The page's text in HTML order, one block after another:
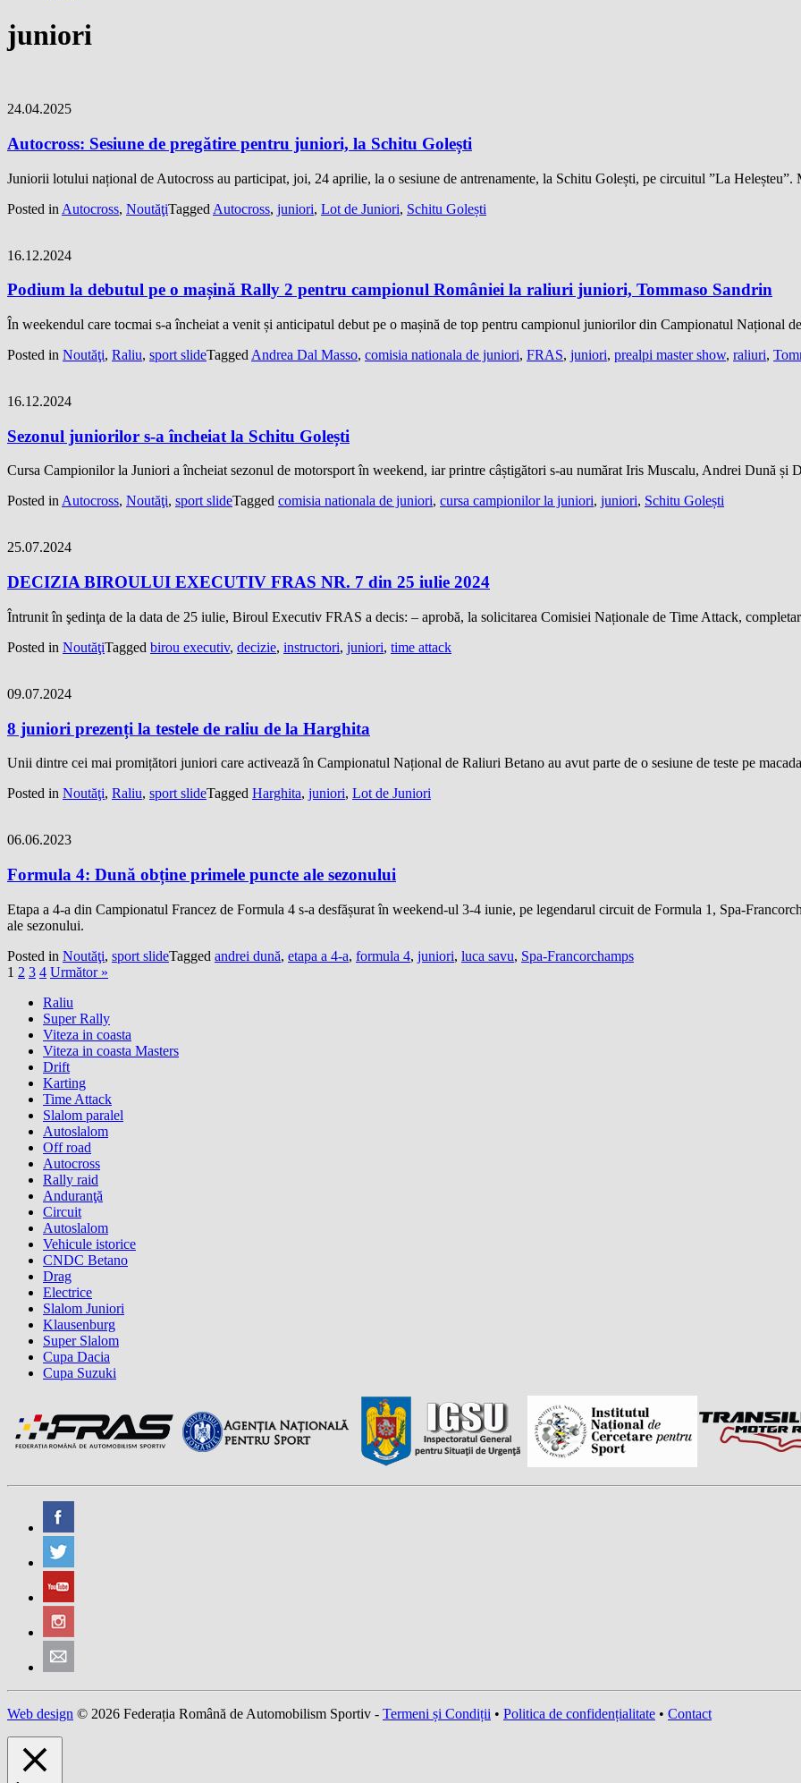
juniori
24.04.2025
Autocross: Sesiune de pregătire pentru juniori, la Schitu Golești
Juniorii lotului național de Autocross au participat, joi, 24 aprilie, la o sesiune de antrenamente, la Schitu Golești, pe circuitul ”La
Posted in Autocross, NoutăţiTagged Autocross, juniori, Lot de Juniori, Schitu Golești
16.12.2024
Podium la debutul pe o mașină Rally 2 pentru campionul României la raliuri juniori, Tommaso Sandrin
În weekendul care tocmai s-a încheiat a venit și anticipatul debut pe o mașină de top pentru campionul juniorilor din Campionatul Național
Posted in Noutăţi, Raliu, sport slideTagged Andrea Dal Masso, comisia nationala de juniori, FRAS, juniori, prealpi master show, raliuri,
16.12.2024
Sezonul juniorilor s-a încheiat la Schitu Golești
Cursa Campionilor la Juniori a încheiat sezonul de motorsport în weekend, iar printre câștigători s-au numărat Iris Muscalu, Andrei Dună
Posted inAutocross, Noutăţi, sport slideTagged comisia nationala de juniori, cursa campionilor la juniori, juniori, Schitu Golești
25.07.2024
DECIZIA BIROULUI EXECUTIV FRAS NR. 7 din 25 iulie 2024
Întrunit în şedinţa de la data de 25 iulie, Biroul Executiv FRAS a decis: – aprobă, la solicitarea Comisiei Naționale de Time Attack,
Posted in NoutăţiTagged birou executiv, decizie, instructori, juniori, time attack
09.07.2024
8 juniori prezenți la testele de raliu de la Harghita
Unii dintre cei mai promițători juniori care activează în Campionatul Național de Raliuri Betano au avut parte de o sesiune de teste pe
Posted in Noutăţi, Raliu, sport slideTagged Harghita, juniori, Lot de Juniori
06.06.2023
Formula 4: Dună obține primele puncte ale sezonului
Etapa a 4-a din Campionatul Francez de Formula 4 s-a desfășurat în weekend-ul 3-4 iunie, pe legendarul circuit de Formula 1, Spa-
ale sezonului.
Posted in Noutăţi, sport slideTagged andrei dună, etapa a 4-a, formula 4, juniori, luca savu, Spa-Francorchamps
1 2 3 4 Următor »
Raliu
Super Rally
Viteza in coasta
Viteza in coasta Masters
Drift
Karting
Time Attack
Slalom paralel
Autoslalom
Off road
Autocross
Rally raid
Anduranţă
Circuit
Autoslalom
Vehicule istorice
CNDC Betano
Drag
Electrice
Slalom Juniori
Klausenburg
Super Slalom
Cupa Dacia
Cupa Suzuki
Web design © 2026 Federația Română de Automobilism Sportiv - Termeni și Condiții • Politica de confidențialitate • Contact